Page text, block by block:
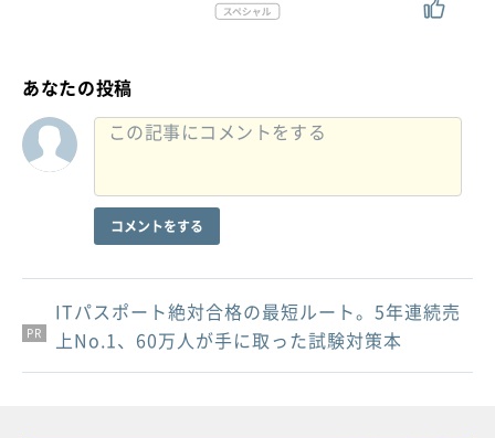
あなたの投稿
コメントをする
PR
PR
PR
ITパスポート絶対合格の最短ルート。5年連続売
上No.1、60万人が手に取った試験対策本